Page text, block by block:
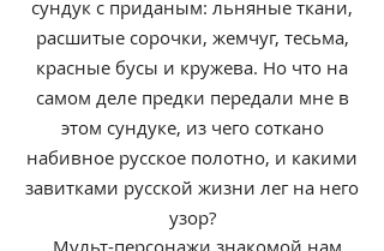
сундук c приданым: льняные ткани,
расшитые сорочки, жемчуг, тесьма,
красные бусы и кружева. Но что на
самом деле предки передали мне в
этом сундуке, из чего соткано
набивное русское полотно, и какими
завитками русской жизни лег на него
узор?
Мульт-персонажи знакомой нам